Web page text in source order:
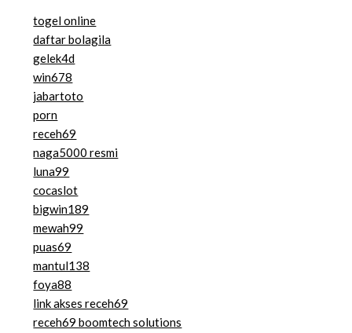
togel online
daftar bolagila
gelek4d
win678
jabartoto
porn
receh69
naga5000 resmi
luna99
cocaslot
bigwin189
mewah99
puas69
mantul138
foya88
link akses receh69
receh69 boomtech solutions